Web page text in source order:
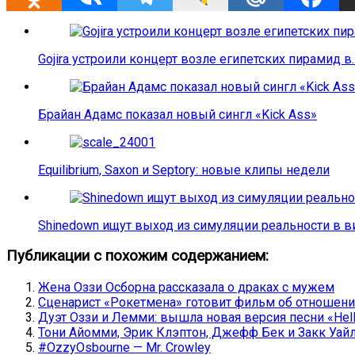
Gojira устроили концерт возле египетских пирамид
Брайан Адамс показал новый сингл «Kick Ass»
Equilibrium, Saxon и Septory: новые клипы недели
Shinedown ищут выход из симуляции реальности в
Публикации с похожим содержанием:
Жена Оззи Осборна рассказала о драках с мужем
Сценарист «Рокетмена» готовит фильм об
Дуэт Оззи и Лемми: вышла новая версия песни
Тони Айомми, Эрик Клэптон, Джефф Бек и Закк
#OzzyOsbourne — Mr. Crowley